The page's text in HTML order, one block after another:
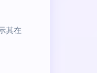
其在